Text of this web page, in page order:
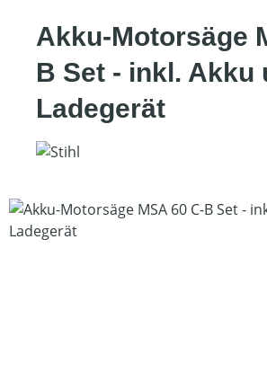
Akku-Motorsäge
B Set - inkl. Akku
Ladegerät
Bildergalerie überspringen